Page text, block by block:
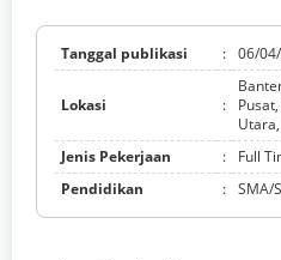
Tanggal publikasi : 06/
Lokasi :
Jenis Pekerjaan
:
Full
Pendidikan
: SMA/